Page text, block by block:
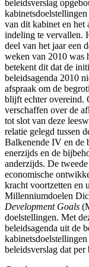
beleidsverslag
van dit kabinet en het
indeling te vervallen.
deel van het jaar een
weken van 2010 was
betekent dit dat de
beleidsagenda 2010
afspraak om de
blijft echter overeind.
verschaffen over de
tot slot van deze
relatie gelegd tussen
Balkenende IV en de
enerzijds en de
anderzijds. De
economische
kracht voortzetten en
Millenniumdoelen
Development Goals
doelstellingen. Met
beleidsagenda uit de
beleidsverslag dat